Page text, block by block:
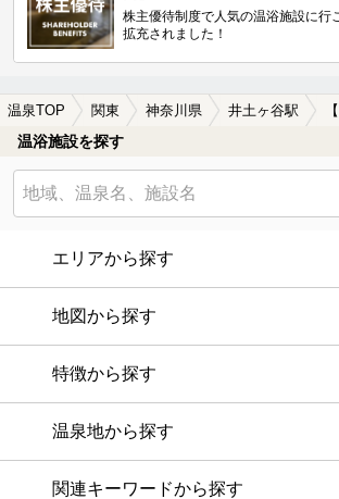
株主優待制度で人気の温浴施設に行
拡充されました！
温泉TOP 関東 神奈川県 井土ヶ谷駅
温浴施設を探す
エリアから探す
地図から探す
特徴から探す
温泉地から探す
関連キーワードから探す